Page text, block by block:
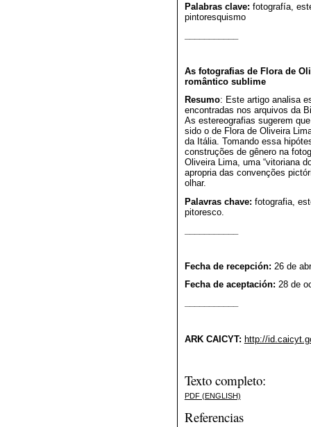
Palabras clave: fotografía,
pintoresquismo
As fotografias de Flora de
romântico sublime
Resumo: Este artigo analisa
encontradas nos arquivos da
As estereografias sugerem
sido o de Flora de Oliveira
da Itália. Tomando essa
construções de gênero na
Oliveira Lima, uma “vitoriana
apropria das convenções
olhar.
Palavras chave: fotografia,
pitoresco.
Fecha de recepción: 26 de
Fecha de aceptación: 28 de
ARK CAICYT: http://
Texto completo:
PDF (ENGLISH)
Referencias